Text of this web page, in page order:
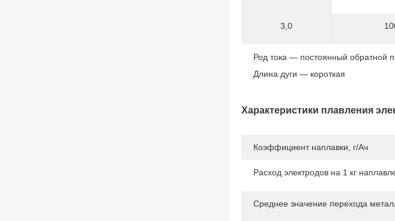
3,0
Род тока — постоянный обратной
Длина дуги — короткая
Характеристики плавления
Коэффициент наплавки, г/Ач
Расход электродов на 1 кг
Среднее значение перехода